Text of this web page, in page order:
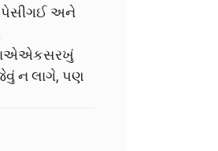
પેસીગઈ અને
ન લાગે, પણ